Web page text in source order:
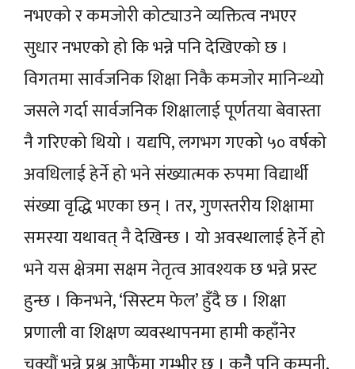
नभएको र कमजोरी कोट्याउने व्यक्तित्व नभएर
सुधार नभएको हो कि भन्ने पनि देखिएको छ ।
विगतमा सार्वजनिक शिक्षा निकै कमजोर मानिन्थ्यो
जसले गर्दा सार्वजनिक शिक्षालाई पूर्णतया बेवास्ता
नै गरिएको थियो । यद्यपि, लगभग गएको ५० वर्षको
अवधिलाई हेर्ने हो भने संख्यात्मक रुपमा विद्यार्थी
संख्या वृद्धि भएका छन् । तर, गुणस्तरीय शिक्षामा
समस्या यथावत् नै देखिन्छ । यो अवस्थालाई हेर्ने हो
भने यस क्षेत्रमा सक्षम नेतृत्व आवश्यक छ भन्ने प्रस्ट
हुन्छ । किनभने, ‘सिस्टम फेल’ हुँदै छ । शिक्षा
प्रणाली वा शिक्षण व्यवस्थापनमा हामी कहाँनेर